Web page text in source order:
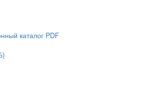
каталог PDF